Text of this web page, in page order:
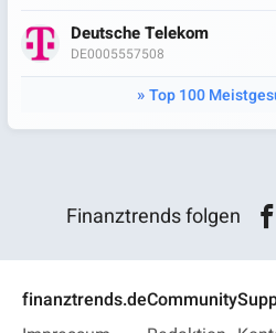
Deutsche Telekom
DE0005557508
Top 100
Finanztrends folgen
finanztrends.deCommunity